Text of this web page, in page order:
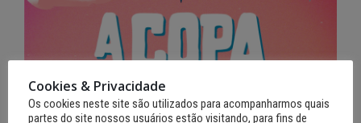
Cookies & Privacidade
Os cookies neste site são utilizados para acompanharmos quais
partes do site nossos usuários estão visitando, para fins de